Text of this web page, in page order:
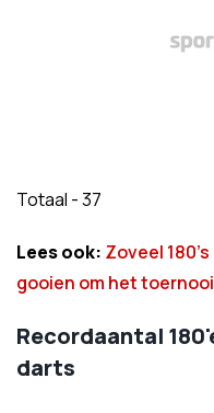
Totaal - 37
Lees ook: Zoveel
gooien om het
Recordaantal
darts